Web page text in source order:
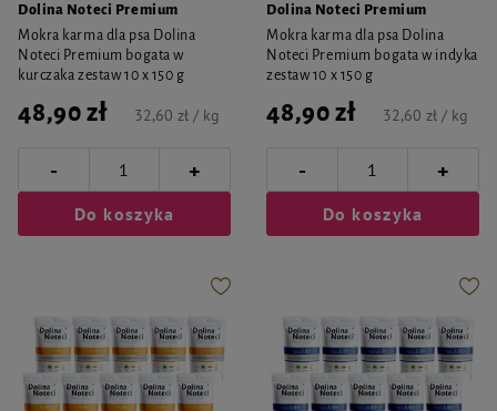
Dolina Noteci Premium
Mokra karma dla psa Dolina
Noteci Premium bogata w
kurczaka zestaw 10 x 150 g
48,90 zł 32,60 zł / kg
- +
Do koszyka
Dolina Noteci Premium
Mokra karma dla psa Dolina
Noteci Premium bogata w indyka
zestaw 10 x 150 g
48,90 zł 32,60 zł / kg
- +
Do koszyka